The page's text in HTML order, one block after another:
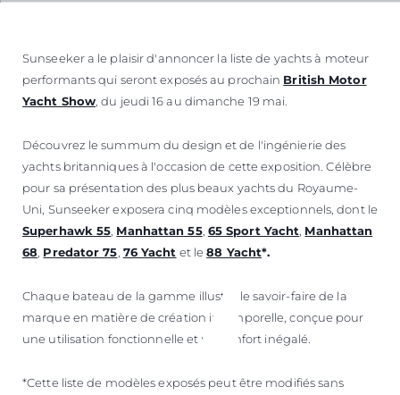
Sunseeker a le plaisir d'annoncer la liste de yachts à moteur
performants qui seront exposés au prochain British Motor
Yacht Show , du jeudi 16 au dimanche 19 mai.
Découvrez le summum du design et de l'ingénierie des
yachts britanniques à l'occasion de cette exposition. Célèbre
pour sa présentation des plus beaux yachts du Royaume-
Uni, Sunseeker exposera cinq modèles exceptionnels, dont le
Superhawk 55 Manhattan 55, 65 Sport Yacht Manhattan
68 Predator 75 76 Yacht et le88 Yacht*.
Chaque bateau de la gamme illustre le savoir-faire de la
marque en matière de création intemporelle, conçue pour
une utilisation fonctionnelle et un confort inégalé.
*Cette liste de modèles exposés peut être modifiés sans